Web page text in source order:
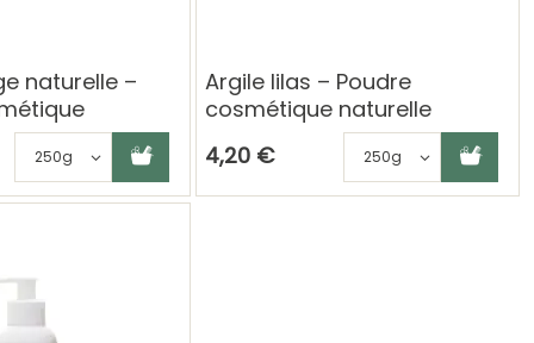
naturelle –
Choisissez une déclinaison
Ajouter au panier
Argile lilas – Poudre
cosmétique naturelle
4,20 €
Ajouter au panier